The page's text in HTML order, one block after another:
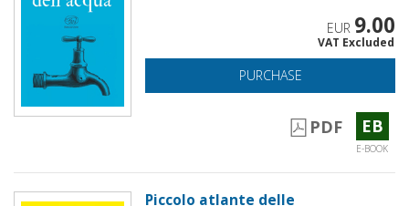
EUR 9.00
VAT Excluded
PURCHASE
PDF EB
E-BOOK
Piccolo atlante delle